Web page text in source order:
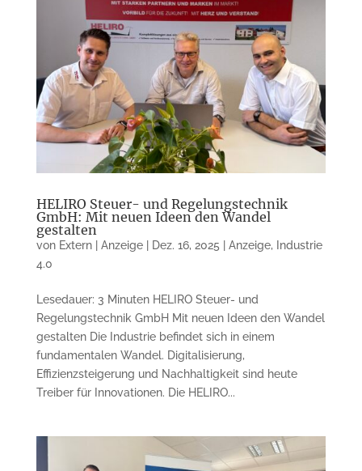
HELIRO Steuer- und Regelungstechnik
GmbH: Mit neuen Ideen den Wandel
gestalten
von Extern | Anzeige| Dez. 16, 2025 Anzeige,
Industrie
4.0
Lesedauer: 3 Minuten HELIRO Steuer- und
Regelungstechnik GmbH Mit neuen Ideen den Wandel
gestalten Die Industrie befindet sich in einem
fundamentalen Wandel. Digitalisierung,
Effizienzsteigerung und Nachhaltigkeit sind heute
Treiber für Innovationen. Die HELIRO...